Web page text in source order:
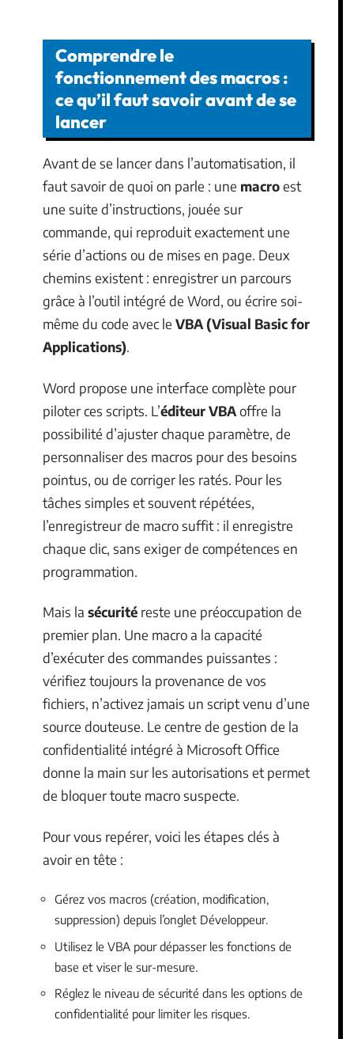
Comprendre le
fonctionnement des macros :
ce qu’il faut savoir avant de se
lancer
Avant de se lancer dans l’automatisation, il
faut savoir de quoi on parle : une macroest
une suite d’instructions, jouée sur
commande, qui reproduit exactement une
série d’actions ou de mises en page. Deux
chemins existent : enregistrer un parcours
grâce à l’outil intégré de Word, ou écrire soi-
même du code avec le VBA (Visual Basic for
Applications).
Word propose une interface complète pour
piloter ces scripts. L’éditeur VBAoffre la
possibilité d’ajuster chaque paramètre, de
personnaliser des macros pour des besoins
pointus, ou de corriger les ratés. Pour les
tâches simples et souvent répétées,
l’enregistreur de macro suffit : il enregistre
chaque clic, sans exiger de compétences en
programmation.
Mais la sécurité reste une préoccupation de
premier plan. Une macro a la capacité
d’exécuter des commandes puissantes :
vérifiez toujours la provenance de vos
fichiers, n’activez jamais un script venu d’une
source douteuse. Le centre de gestion de la
confidentialité intégré à Microsoft Office
donne la main sur les autorisations et permet
de bloquer toute macro suspecte.
Pour vous repérer, voici les étapes clés à
avoir en tête :
Gérez vos macros (création, modification,
suppression) depuis l’onglet Développeur.
Utilisez le VBA pour dépasser les fonctions de
base et viser le sur-mesure.
Réglez le niveau de sécurité dans les options de
confidentialité pour limiter les risques.